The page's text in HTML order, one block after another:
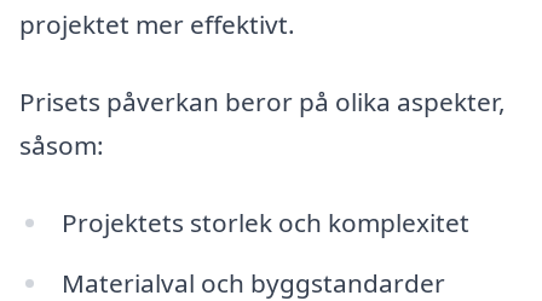
projektet mer effektivt.
Prisets påverkan beror på olika aspekter,
såsom:
Projektets storlek och komplexitet
Materialval och byggstandarder